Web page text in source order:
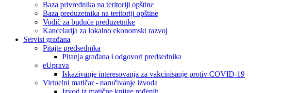
Baza privrednika na teritoriji opštine
Baza preduzetnika na teritoriji opštine
Vodič za buduće preduzetnike
Kancelarija za lokalno ekonomski razvoj
Servisi građana
Pitajte predsednika
Pitanja građana i odgovori predsednika
eUprava
Iskazivanje interesovanja za vakcinisanje protiv COVID-19
Virtuelni matičar - naručivanje izvoda
Izvod iz matične knjige rođenih